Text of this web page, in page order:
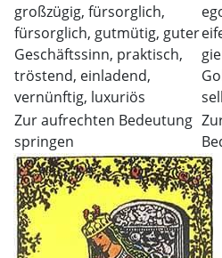
großzügig, fürsorglich,
fürsorglich, gutmütig, guter
Geschäftssinn, praktisch,
tröstend, einladend,
vernünftig, luxuriös
Zur aufrechten Bedeutung
springen